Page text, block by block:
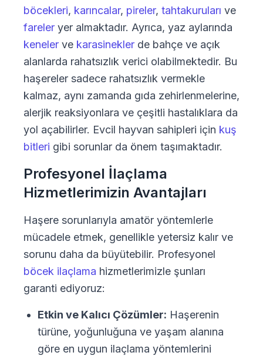
böcekleri, karıncalar, pireler, tahtakuruları ve
fareler yer almaktadır. Ayrıca, yaz aylarında
keneler ve karasinekler de bahçe ve açık
alanlarda rahatsızlık verici olabilmektedir. Bu
haşereler sadece rahatsızlık vermekle
kalmaz, aynı zamanda gıda zehirlenmelerine,
alerjik reaksiyonlara ve çeşitli hastalıklara da
yol açabilirler. Evcil hayvan sahipleri için kuş
bitleri gibi sorunlar da önem taşımaktadır.
Profesyonel İlaçlama
Hizmetlerimizin Avantajları
Haşere sorunlarıyla amatör yöntemlerle
mücadele etmek, genellikle yetersiz kalır ve
sorunu daha da büyütebilir. Profesyonel
böcek ilaçlama hizmetlerimizle şunları
garanti ediyoruz:
Etkin ve Kalıcı Çözümler: Haşerenin
türüne, yoğunluğuna ve yaşam alanına
göre en uygun ilaçlama yöntemlerini